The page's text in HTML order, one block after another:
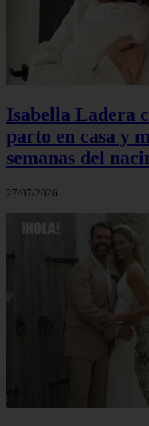
Isabella Ladera
parto en casa y
semanas del
27/07/2026